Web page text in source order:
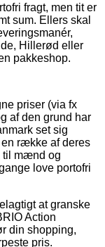
fragt, men tit er
sum. Ellers skal
Hillerød eller
pakkeshop.
priser (via fx
af den grund har
set sig
række af deres
til mænd og
love portofri
at granske
Action
din shopping,
pris.